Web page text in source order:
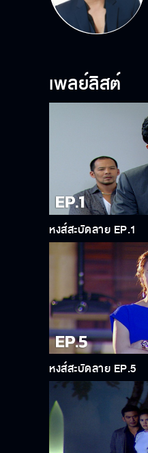
เพลย์ลิสต์
หงส์สะบัดลาย EP.1
หงส์สะบัดลาย EP.5